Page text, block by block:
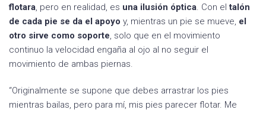
flotara , pero en realidad, es una ilusión óptica . Con eltalón
de cada pie se da el apoyo y, mientras un pie se mueve, el
otro sirve como soporte , solo que en el movimiento
continuo la velocidad engaña al ojo al no seguir el
movimiento de ambas piernas.
“Originalmente se supone que debes arrastrar los pies
mientras bailas, pero para mí, mis pies parecer flotar. Me